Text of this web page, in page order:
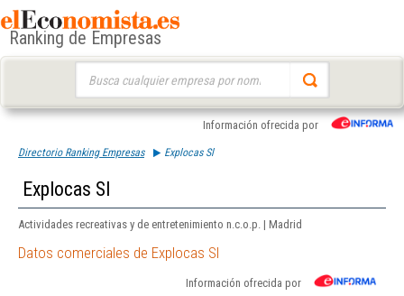
Ranking de Empresas
Información ofrecida por
Directorio Ranking Empresas Explocas Sl
Explocas Sl
Actividades recreativas y de entretenimiento n.c.o.p. | Madrid
Datos comerciales de Explocas Sl
Información ofrecida por